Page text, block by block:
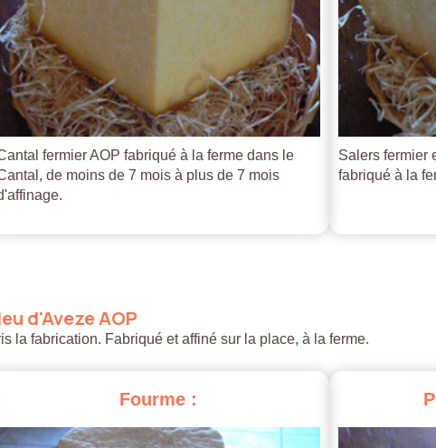
fermier AOP fabriqué à la ferme dans le
de moins de 7 mois à plus de 7 mois
Salers fermier
fabriqué à la
d'AvezeAOP
la fabrication. Fabriqué et affiné sur la place, à la ferme.
Fourme :